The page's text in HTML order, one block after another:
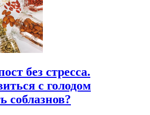
без стресса.
с голодом
соблазнов?